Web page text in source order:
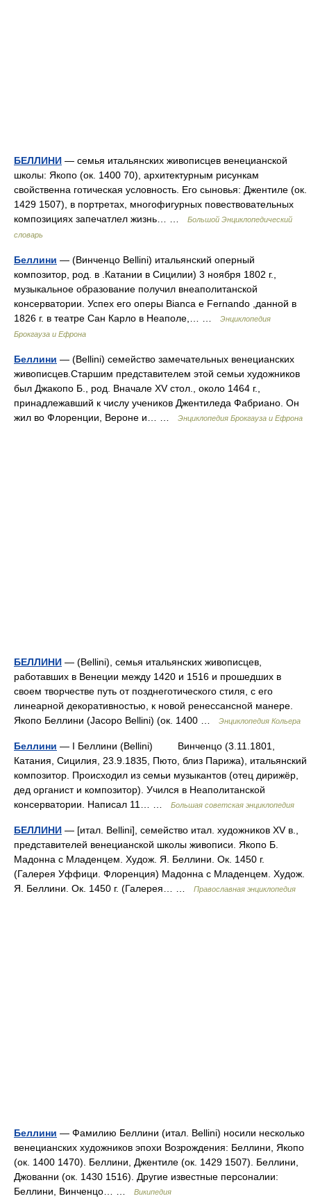
БЕЛЛИНИ — семья итальянских живописцев венецианской
школы: Якопо (ок. 1400 70), архитектурным рисункам
свойственна готическая условность. Его сыновья: Джентиле (ок.
1429 1507), в портретах, многофигурных повествовательных
композициях запечатлел жизнь… …
Большой Энциклопедический
словарь
Беллини — (Винченцо Bellini) итальянский оперный
композитор, род. в .Катании в Сицилии) 3 ноября 1802 г.,
музыкальное образование получил внеаполитанской
консерватории. Успех его оперы Bianca е Fernando ,данной в
1826 г. в театре Сан Карло в Неаполе,… …
Энциклопедия
Брокгауза и Ефрона
Беллини — (Bellini) семейство замечательных венецианских
живописцев.Старшим представителем этой семьи художников
был Джакопо Б., род. Вначале ХV стол., около 1464 г.,
принадлежавший к числу учеников Джентиледа Фабриано. Он
жил во Флоренции, Вероне и… …
Энциклопедия Брокгауза и Ефрона
БЕЛЛИНИ — (Bellini), семья итальянских живописцев,
работавших в Венеции между 1420 и 1516 и прошедших в
своем творчестве путь от позднеготического стиля, с его
линеарной декоративностью, к новой ренессансной манере.
Якопо Беллини (Jacopo Bellini) (ок. 1400 …
Энциклопедия Кольера
Беллини — I Беллини (Bellini) Винченцо (3.11.1801,
Катания, Сицилия, 23.9.1835, Пюто, близ Парижа), итальянский
композитор. Происходил из семьи музыкантов (отец дирижёр,
дед органист и композитор). Учился в Неаполитанской
консерватории. Написал 11… …
Большая советская энциклопедия
БЕЛЛИНИ — [итал. Bellini], семейство итал. художников XV в.,
представителей венецианской школы живописи. Якопо Б.
Мадонна с Младенцем. Худож. Я. Беллини. Ок. 1450 г.
(Галерея Уффици. Флоренция) Мадонна с Младенцем. Худож.
Я. Беллини. Ок. 1450 г. (Галерея… …
Православная энциклопедия
Беллини — Фамилию Беллини (итал. Bellini) носили несколько
венецианских художников эпохи Возрождения: Беллини, Якопо
(ок. 1400 1470). Беллини, Джентиле (ок. 1429 1507). Беллини,
Джованни (ок. 1430 1516). Другие известные персоналии:
Беллини, Винченцо… …
Википедия